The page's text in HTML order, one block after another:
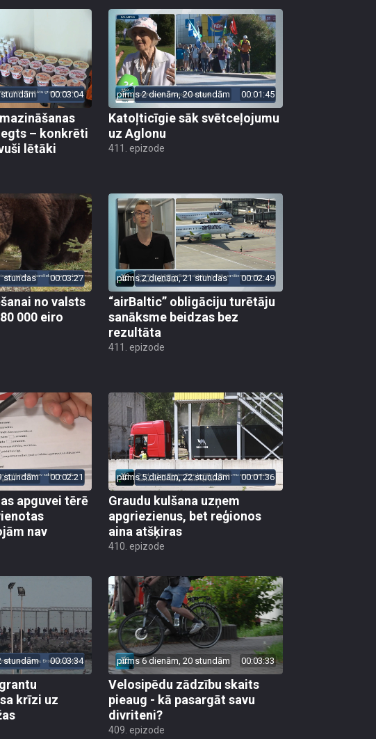
00:03:04
– konkrēti
lētāki
pirms 2 dienām, 20 stundām 00:01:45
Katoļticīgie sāk svētceļojumu
uz Aglonu
411. epizode
stundas 00:03:27
no valsts
000 eiro
pirms 2 dienām, 21 stundas 00:02:49
“airBaltic” obligāciju turētāju
sanāksme beidzas bez
rezultāta
411. epizode
stundām 00:02:21
apguvei tērē
nav
pirms 5 dienām, 22 stundām 00:01:36
Graudu kulšana uzņem
apgriezienus, bet reģionos
aina atšķiras
410. epizode
stundām 00:03:34
krīzi uz
pirms 6 dienām, 20 stundām 00:03:33
Velosipēdu zādzību skaits
pieaug - kā pasargāt savu
divriteni?
409. epizode